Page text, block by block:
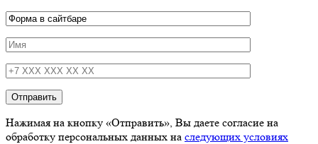
Нажимая на кнопку «Отправить», Вы даете согласие на
обработку персональных данных на следующих условиях